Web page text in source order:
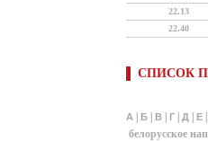
22.13
22.40
СПИСОК
А Б В Г Д Е
белорусское